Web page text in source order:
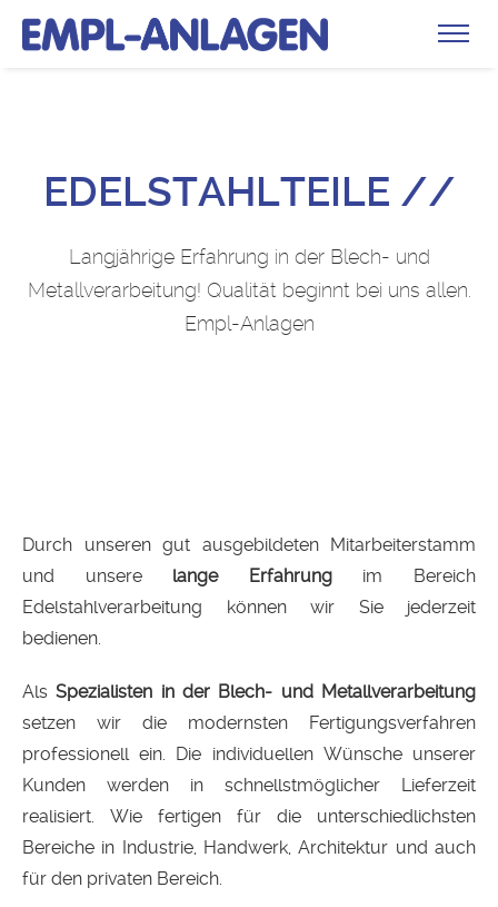
EDELSTAHLTEILE //
Langjährige Erfahrung in der Blech- und
Metallverarbeitung! Qualität beginnt bei uns allen.
Empl-Anlagen
Durch unseren gut ausgebildeten Mitarbeiterstamm
und unsere lange Erfahrungim Bereich
Edelstahlverarbeitung können wir Sie jederzeit
bedienen.
AlsSpezialisten in der Blech- und Metallverarbeitung
setzen wir die modernsten Fertigungsverfahren
professionell ein. Die individuellen Wünsche unserer
Kunden werden in schnellstmöglicher Lieferzeit
realisiert. Wie fertigen für die unterschiedlichsten
Bereiche in Industrie, Handwerk, Architektur und auch
für den privaten Bereich.